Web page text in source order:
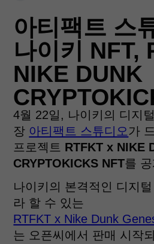
아티팩트 스
나이키 NFT,
NIKE DUNK
4월 22일, 나이키의 디지
장 아티팩트 스튜디오가
프로젝트 RTFKT x NIKE
CRYPTOKICKS NFT를
나이키의 본격적인 디지털
라 할 수 있는
RTFKT x Nike Dunk
는 오픈씨에서 판매 시작